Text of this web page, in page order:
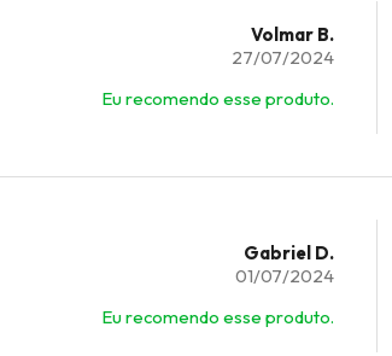
Volmar B.
27/07/2024
Eu recomendo esse produto.
Gabriel D.
01/07/2024
Eu recomendo esse produto.